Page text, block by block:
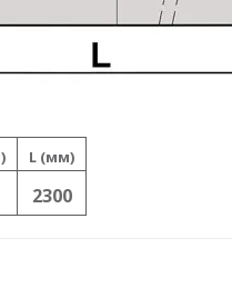
L (мм)
2300